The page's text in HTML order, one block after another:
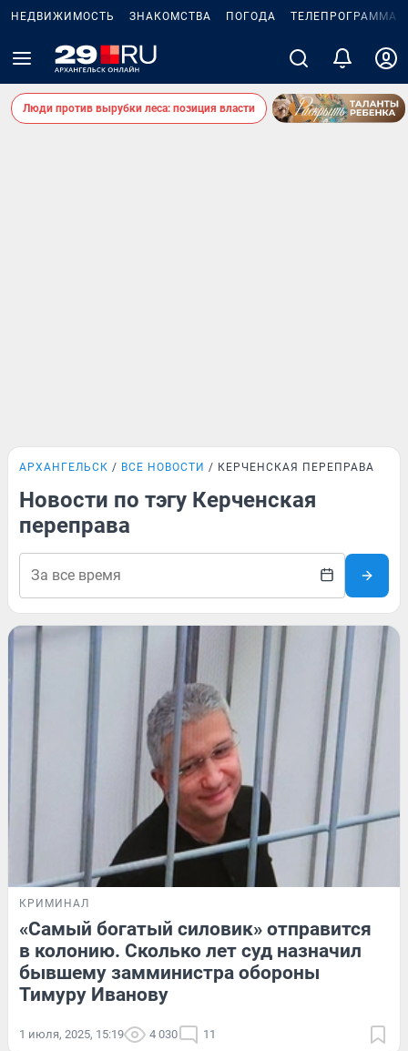
НЕДВИЖИМОСТЬ ЗНАКОМСТВА ПОГОДА ТЕЛЕПРОГРАММА
Люди против вырубки леса: позиция власти
АРХАНГЕЛЬСК ВСЕ НОВОСТИ КЕРЧЕНСКАЯ ПЕРЕПРАВА
Новости по тэгу Керченская
переправа
КРИМИНАЛ
«Самый богатый силовик» отправится
в колонию. Сколько лет суд назначил
бывшему замминистра обороны
Тимуру Иванову
1 июля, 2025, 15:19 4 030 11